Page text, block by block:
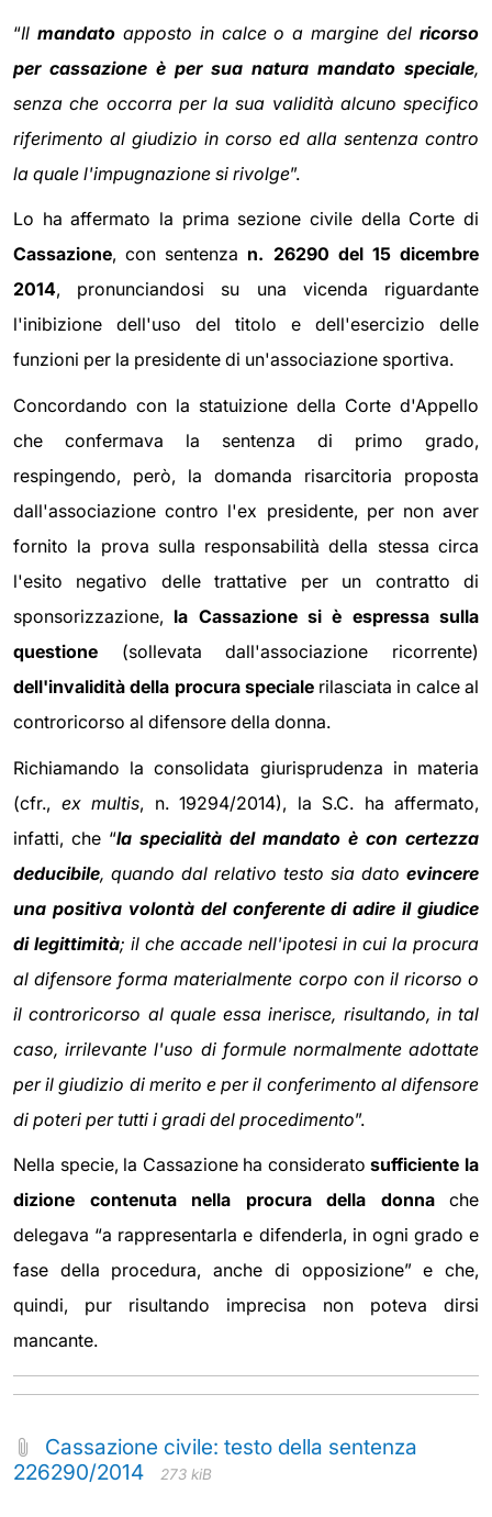
“Il mandatoapposto in calce o a margine delricorso
per cassazione è per sua natura mandato speciale,
senza che occorra per la sua validità alcuno specifico
riferimento al giudizio in corso ed alla sentenza contro
la quale l'impugnazione si rivolge”.
Lo ha affermato la prima sezione civile della Corte di
Cassazione, con sentenza n. 26290 del 15 dicembre
2014, pronunciandosi su una vicenda riguardante
l'inibizione dell'uso del titolo e dell'esercizio delle
funzioni per la presidente di un'associazione sportiva.
Concordando con la statuizione della Corte d'Appello
che confermava la sentenza di primo grado,
respingendo, però, la domanda risarcitoria proposta
dall'associazione contro l'ex presidente, per non aver
fornito la prova sulla responsabilità della stessa circa
l'esito negativo delle trattative per un contratto di
sponsorizzazione, la Cassazione si è espressa sulla
questione (sollevata dall'associazione ricorrente)
dell'invalidità della procura specialerilasciata in calce al
controricorso al difensore della donna.
Richiamando la consolidata giurisprudenza in materia
(cfr., ex multis, n. 19294/2014), la S.C. ha affermato,
infatti, che “la specialità del mandato è con certezza
deducibile, quando dal relativo testo sia dato evincere
una positiva volontà del conferente di adire il giudice
di legittimità; il che accade nell'ipotesi in cui la procura
al difensore forma materialmente corpo con il ricorso o
il controricorso al quale essa inerisce, risultando, in tal
caso, irrilevante l'uso di formule normalmente adottate
per il giudizio di merito e per il conferimento al difensore
di poteri per tutti i gradi del procedimento”.
Nella specie, la Cassazione ha consideratosufficiente la
dizione contenuta nella procura della donna che
delegava “a rappresentarla e difenderla, in ogni grado e
fase della procedura, anche di opposizione” e che,
quindi, pur risultando imprecisa non poteva dirsi
mancante.
Cassazione civile: testo della sentenza
226290/2014
273 kiB